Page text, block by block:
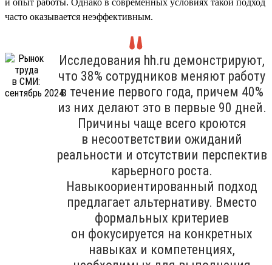
часто оказывается неэффективным.
Исследования hh.ru демонстрируют,
что 38% сотрудников меняют работу
в течение первого года, причем 40%
из них делают это в первые 90 дней.
Причины чаще всего кроются
в несоответствии ожиданий
реальности и отсутствии перспектив
карьерного роста.
Навыкоориентированный подход
предлагает альтернативу. Вместо
формальных критериев
он фокусируется на конкретных
навыках и компетенциях,